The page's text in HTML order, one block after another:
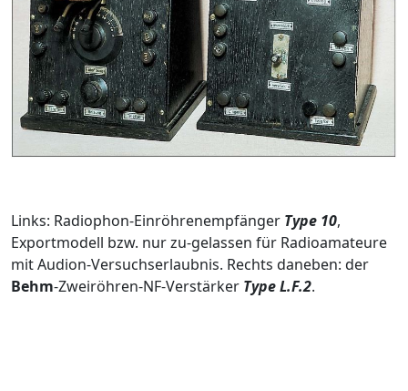
Links: Radiophon-Einröhrenempfänger Type 10,
Exportmodell bzw. nur zu-gelassen für Radioamateure
mit Audion-Versuchserlaubnis. Rechts daneben: der
Behm-Zweiröhren-NF-Verstärker Type L.F.2.